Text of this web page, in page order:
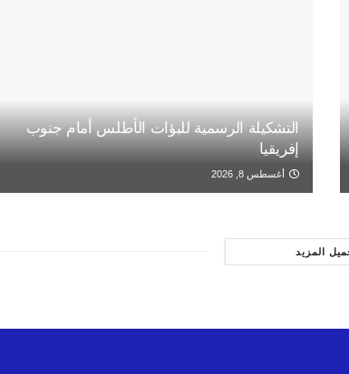
التشكيلة الرسمية للبؤات الأطلس أمام جنوب
إفريقيا
أغسطس 8, 2026
المزيد